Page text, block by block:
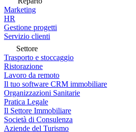
Marketing
HR
Gestione progetti
Servizio clienti
Settore
Trasporto e stoccaggio
Ristorazione
Lavoro da remoto
Il tuo software CRM immobiliare
Organizzazioni Sanitarie
Pratica Legale
Il Settore Immobiliare
Società di Consulenza
Aziende del Turismo